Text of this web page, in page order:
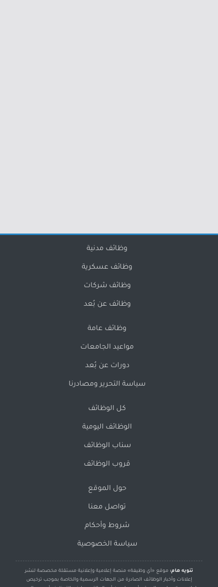
وظائف مدنية
وظائف عسكرية
وظائف شركات
وظائف عن بُعد
وظائف عامة
مواعيد الجامعات
دورات عن بُعد
سياسة التحرير ومصادرنا
كل الوظائف
الوظائف اليومية
سناب الوظائف
قروب الوظائف
حول الموقع
تواصل معنا
شروط وأحكام
سياسة الخصوصية
تنويه هام: موقع «أي وظيفة» منصة إعلامية وإعلانية مستقلة مخصصة لنشر
إعلانات وأخبار الوظائف الصادرة من الجهات الرسمية والخاصة بموجب ترخيص